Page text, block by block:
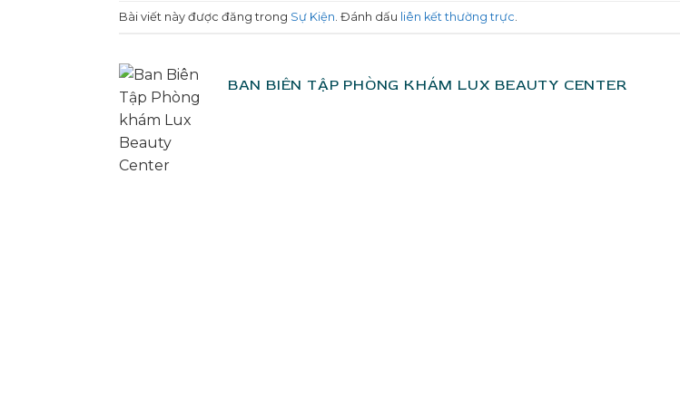
Bài viết này được đăng trong Sự Kiện . Đánh dấu liên kết thường trực
BAN BIÊN TẬP PHÒNG KHÁM LUX BEAUTY CENTER